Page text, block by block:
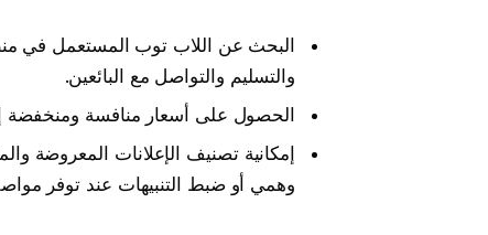
البحث عن اللاب توب المستعمل في
والتسليم والتواصل مع البائعين.
الحصول على أسعار منافسة ومنخفضة
إمكانية تصنيف الإعلانات المعروضة
وهمي أو ضبط التنبيهات عند توفر